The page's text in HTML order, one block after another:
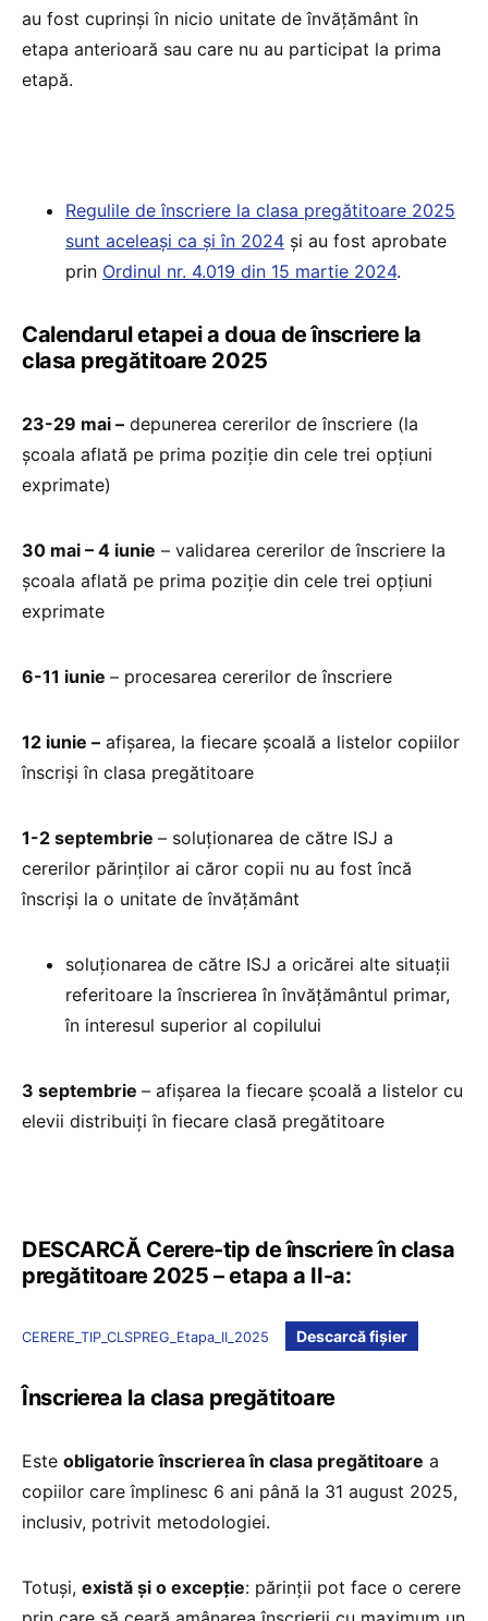
au fost cuprinşi în nicio unitate de învăţământ în
etapa anterioară sau care nu au participat la prima
etapă.
Regulile de înscriere la clasa pregătitoare 2025
sunt aceleași ca și în 2024 și au fost aprobate
prin Ordinul nr. 4.019 din 15 martie 2024.
Calendarul etapei a doua de înscriere la
clasa pregătitoare 2025
23-29 mai – depunerea cererilor de înscriere (la
școala aflată pe prima poziție din cele trei opțiuni
exprimate)
30 mai – 4 iunie – validarea cererilor de înscriere la
școala aflată pe prima poziție din cele trei opțiuni
exprimate
6-11 iunie – procesarea cererilor de înscriere
12 iunie – afișarea, la fiecare școală a listelor copiilor
înscriși în clasa pregătitoare
1-2 septembrie – soluționarea de către ISJ a
cererilor părinților ai căror copii nu au fost încă
înscriși la o unitate de învățământ
soluționarea de către ISJ a oricărei alte situații
referitoare la înscrierea în învățământul primar,
în interesul superior al copilului
3 septembrie – afișarea la fiecare școală a listelor cu
elevii distribuiți în fiecare clasă pregătitoare
DESCARCĂ Cerere-tip de înscriere în clasa
pregătitoare 2025 – etapa a II-a:
CERERE_TIP_CLSPREG_Etapa_II_2025 Descarcă fișier
Înscrierea la clasa pregătitoare
Este obligatorie înscrierea în clasa pregătitoare a
copiilor care împlinesc 6 ani până la 31 august 2025,
inclusiv, potrivit metodologiei.
Totuși, există și o excepție: părinții pot face o cerere